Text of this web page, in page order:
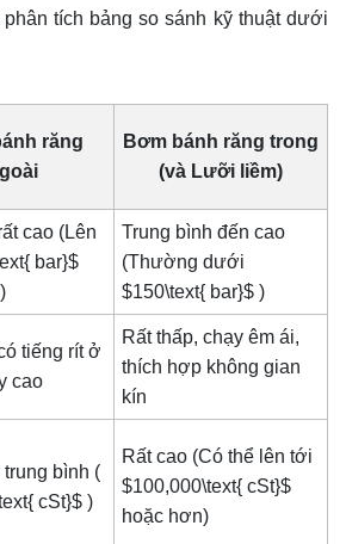
tích bảng so sánh kỹ thuật dưới
răng
Bơm bánh răng trong
(và Lưỡi liềm)
cao (Lên
bar}$
Trung bình đến cao
(Thường dưới
$150\text{ bar}$ )
tiếng rít ở
cao
Rất thấp, chạy êm ái,
thích hợp không gian
kín
bình (
cSt}$ )
Rất cao (Có thể lên tới
$100,000\text{ cSt}$
hoặc hơn)